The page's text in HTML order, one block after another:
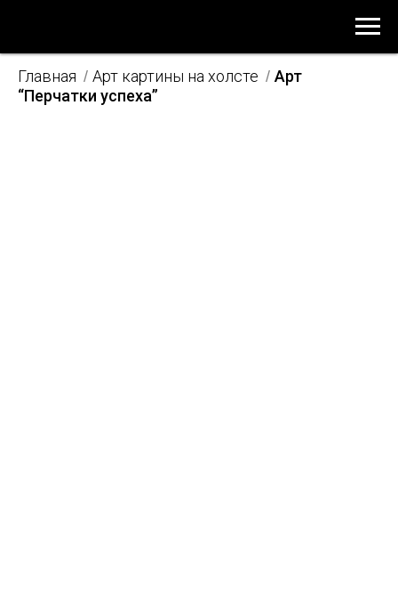
Главная / Арт картины на холсте / Арт
“Перчатки успеха”